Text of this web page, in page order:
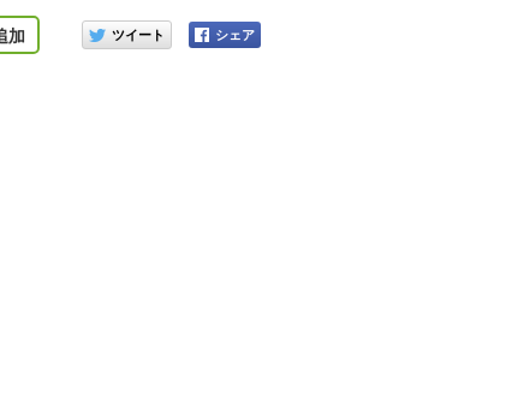
加
このアイテムをシェアする